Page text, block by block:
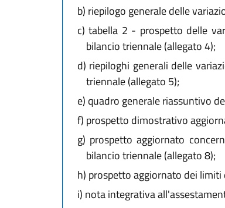
b) riepilogo generale delle
c) tabella 2 - prospetto delle
bilancio triennale (allegato 4);
d) riepiloghi generali delle
triennale (allegato 5);
e) quadro generale riassuntivo
f) prospetto dimostrativo
g) prospetto aggiornato
bilancio triennale (allegato 8);
h) prospetto aggiornato dei
i) nota integrativa